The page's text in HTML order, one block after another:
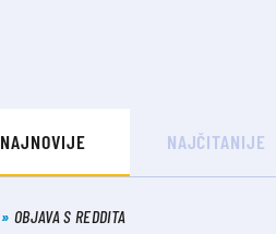
NAJNOVIJE NAJČITANIJE
OBJAVA S REDDITA